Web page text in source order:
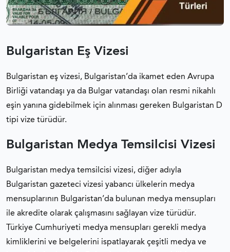
Bulgaristan Eş Vizesi
Bulgaristan eş vizesi, Bulgaristan’da ikamet eden Avrupa
Birliği vatandaşı ya da Bulgar vatandaşı olan resmi nikahlı
eşin yanına gidebilmek için alınması gereken Bulgaristan D
tipi vize türüdür.
Bulgaristan Medya Temsilcisi Vizesi
Bulgaristan medya temsilcisi vizesi, diğer adıyla
Bulgaristan gazeteci vizesi yabancı ülkelerin medya
mensuplarının Bulgaristan’da bulunan medya mensupları
ile akredite olarak çalışmasını sağlayan vize türüdür.
Türkiye Cumhuriyeti medya mensupları gerekli medya
kimliklerini ve belgelerini ispatlayarak çeşitli medya ve